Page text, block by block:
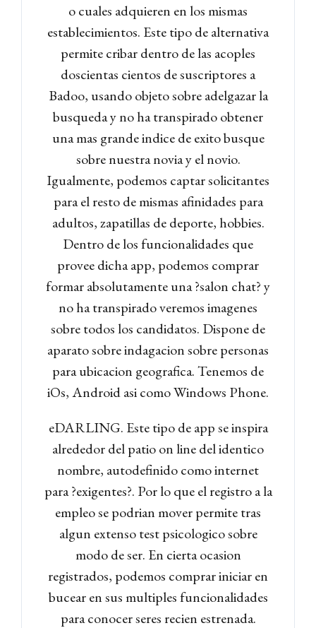
o cuales adquieren en los mismas
establecimientos. Este tipo de alternativa
permite cribar dentro de las acoples
doscientas cientos de suscriptores a
Badoo, usando objeto sobre adelgazar la
busqueda y no ha transpirado obtener
una mas grande indice de exito busque
sobre nuestra novia y el novio.
Igualmente, podemos captar solicitantes
para el resto de mismas afinidades para
adultos, zapatillas de deporte, hobbies.
Dentro de los funcionalidades que
provee dicha app, podemos comprar
formar absolutamente una ?salon chat? y
no ha transpirado veremos imagenes
sobre todos los candidatos. Dispone de
aparato sobre indagacion sobre personas
para ubicacion geografica. Tenemos de
iOs, Android asi­ como Windows Phone.
eDARLING. Este tipo de app se inspira
alrededor del patio on line del identico
nombre, autodefinido como internet
para ?exigentes?. Por lo que el registro a la
empleo se podri­an mover permite tras
algun extenso test psicologico sobre
modo de ser. En cierta ocasion
registrados, podemos comprar iniciar en
bucear en sus multiples funcionalidades
para conocer seres recien estrenada.